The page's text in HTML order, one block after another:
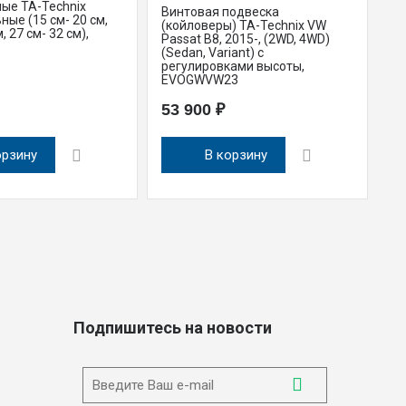
TA-Technix
(15 см- 20 см,
27 см- 32 см),
Винтовая подвеска
(койловеры) TA-Technix VW
Passat B8, 2015-, (2WD, 4WD)
(Sedan, Variant) с
регулировками высоты,
EVOGWVW23
53 900 ₽
В корзину
Подпишитесь на новости